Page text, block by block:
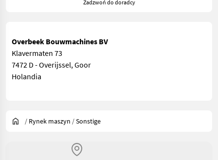
Zadzwoń do doradcy
Overbeek Bouwmachines BV
Klavermaten 73
7472 D - Overijssel, Goor
Holandia
/ Rynek maszyn /Sonstige